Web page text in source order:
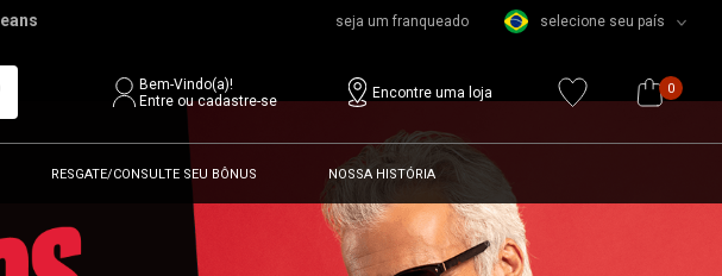
seja um franqueado selecione seu país
Bem-Vindo(a)!
Entre ou cadastre-se
Encontre uma loja 0
RESGATE/CONSULTE SEU BÔNUS NOSSA HISTÓRIA